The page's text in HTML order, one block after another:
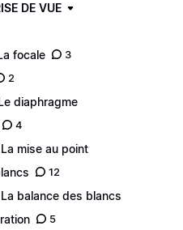
DE VUE
focale 3
2
diaphragme
4
mise au point
12
balance des blancs
5